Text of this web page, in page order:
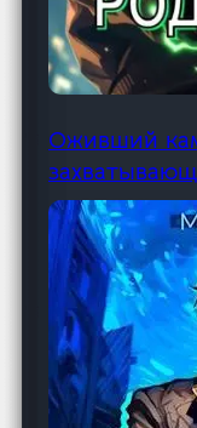
Оживший